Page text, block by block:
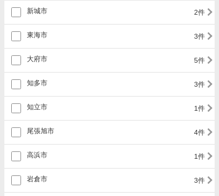
新城市 2件
東海市 3件
大府市 5件
知多市 3件
知立市 1件
尾張旭市 4件
高浜市 1件
岩倉市 3件